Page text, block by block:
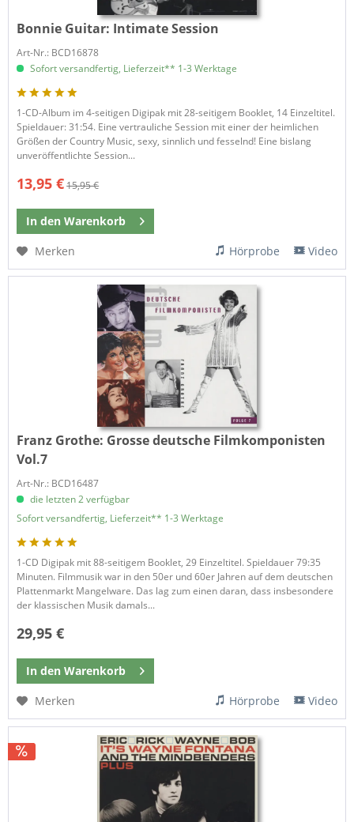
Bonnie Guitar: Intimate Session
Art-Nr.: BCD16878
Sofort versandfertig, Lieferzeit** 1-3 Werktage
1-CD-Album im 4-seitigen Digipak mit 28-seitigem Booklet, 14 Einzeltitel.
Spieldauer: 31:54. Eine vertrauliche Session mit einer der heimlichen
Größen der Country Music, sexy, sinnlich und fesselnd! Eine bislang
unveröffentlichte Session...
13,95 €15,95 €
In den Warenkorb
Merken
Hörprobe Video
Franz Grothe: Grosse deutsche Filmkomponisten
Vol.7
Art-Nr.: BCD16487
die letzten 2 verfügbar
Sofort versandfertig, Lieferzeit** 1-3 Werktage
1-CD Digipak mit 88-seitigem Booklet, 29 Einzeltitel. Spieldauer 79:35
Minuten. Filmmusik war in den 50er und 60er Jahren auf dem deutschen
Plattenmarkt Mangelware. Das lag zum einen daran, dass insbesondere
der klassischen Musik damals...
29,95 €
In den Warenkorb
Merken
Hörprobe Video